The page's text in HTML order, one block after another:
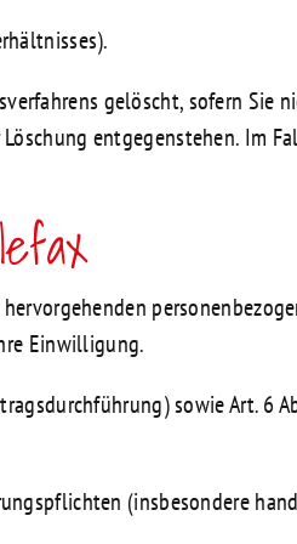
gelöscht, sofern Sie
entgegenstehen. Im
Einwilligung.
sowie Art. 6
(insbesondere